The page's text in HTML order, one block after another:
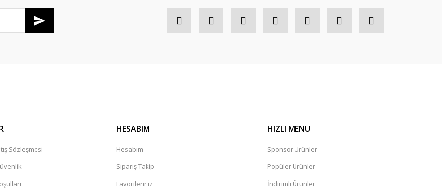
Sözleşmesi
HESABIM
Hesabım
Sipariş Takip
Favorileriniz
HIZLI MENÜ
Sponsor Ürünler
Popüler Ürünler
İndirimli Ürünler